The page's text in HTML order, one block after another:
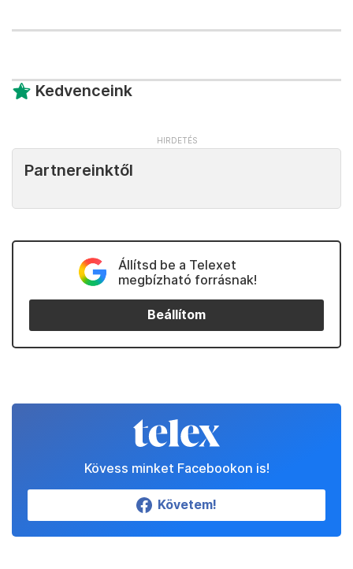
Kedvenceink
Partnereinktől
Állítsd be a Telexet
megbízható forrásnak!
Beállítom
Kövess minket Facebookon is!
Követem!